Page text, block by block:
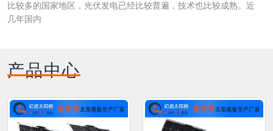
比较多的国家地区，光伏发电已经比较普遍，技术也比较成熟。近
几年国内
产品中心